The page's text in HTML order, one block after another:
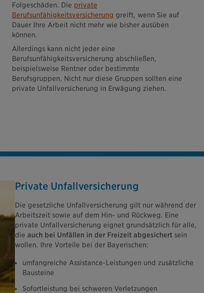
Folgeschäden. Die private
Berufsunfähigkeitsversicherung greift, wenn Sie auf
Dauer Ihre Arbeit nicht mehr wie bisher ausüben
können.
Allerdings kann nicht jeder eine
Berufsunfähigkeitsversicherung abschließen,
beispielsweise Rentner oder bestimmte
Berufsgruppen. Nicht nur diese Gruppen sollten eine
private Unfallversicherung in Erwägung ziehen.
Private Unfallversicherung
Die gesetzliche Unfallversicherung gilt nur während der
Arbeitszeit sowie auf dem Hin- und Rückweg. Eine
private Unfallversicherung eignet grundsätzlich für alle,
die auch bei Unfällen in der Freizeit abgesichert sein
wollen. Ihre Vorteile bei der Bayerischen:
umfangreiche Assistance-Leistungen und zusätzliche
Bausteine
Sofortleistung bei schweren Verletzungen